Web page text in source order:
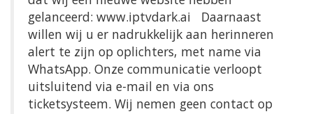
gelanceerd: www.iptvdark.ai Daarnaast
willen wij u er nadrukkelijk aan herinneren
alert te zijn op oplichters, met name via
WhatsApp. Onze communicatie verloopt
uitsluitend via e-mail en via ons
ticketsysteem. Wij nemen geen contact op